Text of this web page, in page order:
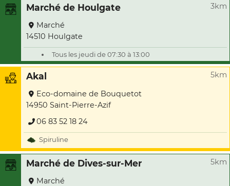
Marché de Houlgate 3km
Marché
14510 Houlgate
Tous les jeudi de 07:30 à 13:00
Akal 5km
Eco-domaine de Bouquetot
14950 Saint-Pierre-Azif
06 83 52 18 24
Spiruline
Marché de Dives-sur-Mer 5km
Marché